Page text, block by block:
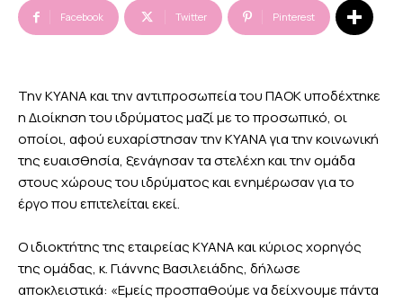
Facebook Twitter Pinterest
Την ΚΥΑΝΑ και την αντιπροσωπεία του ΠΑΟΚ υποδέχτηκε
η Διοίκηση του ιδρύματος μαζί με το προσωπικό, οι
οποίοι, αφού ευχαρίστησαν την ΚΥΑΝΑ για την κοινωνική
της ευαισθησία, ξενάγησαν τα στελέχη και την ομάδα
στους χώρους του ιδρύματος και ενημέρωσαν για το
έργο που επιτελείται εκεί.
Ο ιδιοκτήτης της εταιρείας ΚΥΑΝΑ και κύριος χορηγός
της ομάδας, κ. Γιάννης Βασιλειάδης, δήλωσε
αποκλειστικά: «Εμείς προσπαθούμε να δείχνουμε πάντα